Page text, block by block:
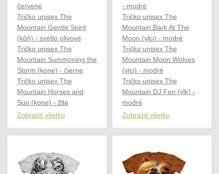
červené
Tričko unisex The
Mountain Gentle Spirit
(kôň) - svetlo olivové
Tričko unisex The
Mountain Summoning the
Storm (kone) - čierne
Tričko unisex The
Mountain Horses and
Sun (kone) - žlté
Zobraziť všetko
- modré
Tričko unisex The
Mountain Bark At The
Moon (vlci) - modré
Tričko unisex The
Mountain Moon Wolves
(vlci) - modré
Tričko unisex The
Mountain DJ Fen (vlk) -
modré
Zobraziť všetko